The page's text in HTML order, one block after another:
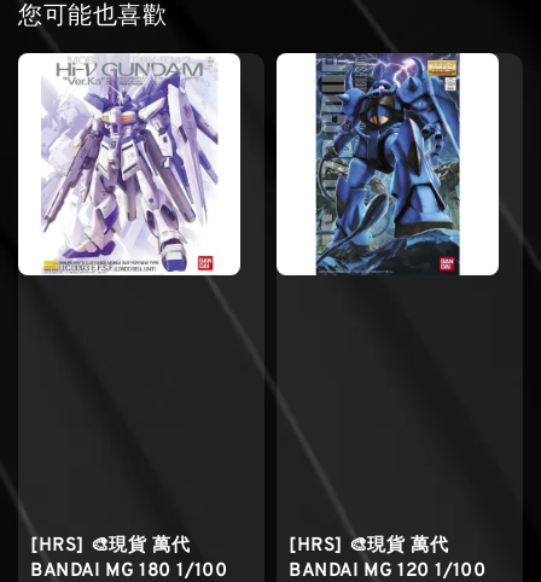
您可能也喜歡
[HRS] 🎨現貨 萬代
BANDAI MG 180 1/100
[HRS] 🎨現貨 萬代
BANDAI MG 120 1/100